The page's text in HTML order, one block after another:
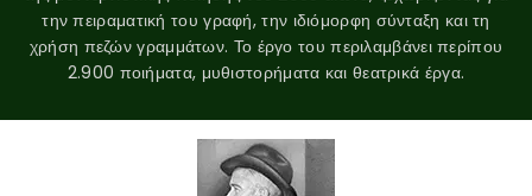
την πειραματική του γραφή, την ιδιόμορφη σύνταξη και τη
χρήση πεζών γραμμάτων. Το έργο του περιλαμβάνει περίπου
2.900 ποιήματα, μυθιστορήματα και θεατρικά έργα.